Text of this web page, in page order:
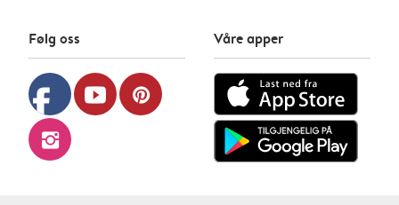
Følg oss
facebook youtube pinterest
instagram
Våre apper